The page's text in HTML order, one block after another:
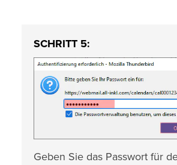
SCHRITT 5:
Geben Sie das Passwort für